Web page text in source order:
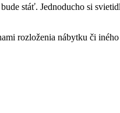
stáť. Jednoducho si
rozloženia nábytku či